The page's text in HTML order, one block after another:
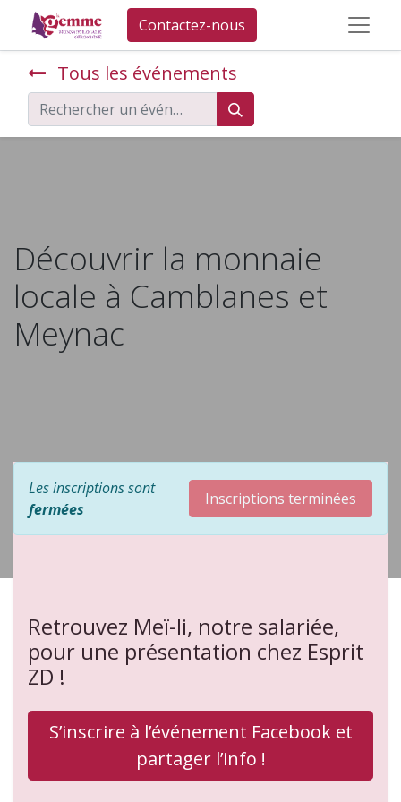
Contactez-nous
Tous les événements
Découvrir la monnaie
locale à Camblanes et
Meynac
Les inscriptions sont
fermées
Inscriptions terminées
Retrouvez Meï-li, notre salariée,
pour une présentation chez Esprit
ZD !
S’inscrire à l’événement Facebook et
partager l’info !